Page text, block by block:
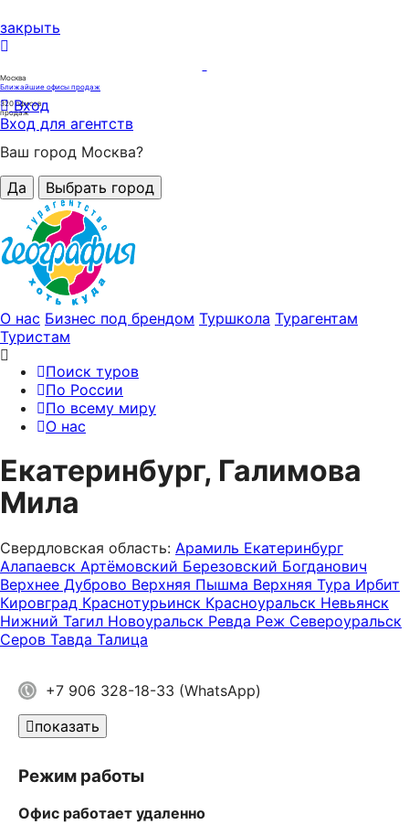
закрыть
Москва
Ближайшие офисы продаж
320офисов
продаж
Вход
Вход для агентств
Ваш город Москва?
Да
Выбрать город
О нас Бизнес под брендом Туршкола Турагентам
Туристам
Поиск туров
По России
По всему миру
О нас
Екатеринбург, Галимова
Мила
Свердловская область: Арамиль Екатеринбург
Алапаевск Артёмовский Березовский Богданович
Верхнее Дуброво Верхняя Пышма Верхняя Тура Ирбит
Кировград Краснотурьинск Красноуральск Невьянск
Нижний Тагил Новоуральск Ревда Реж Североуральск
Серов Тавда Талица
+7 906 328-18-33 (WhatsApp)
показать
Режим работы
Офис работает удаленно